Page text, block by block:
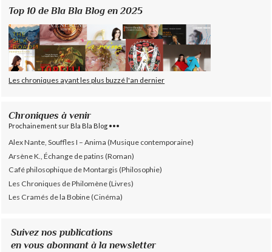
Top 10 de Bla Bla Blog en 2025
Les chroniques ayant les plus buzzé l'an dernier
Chroniques à venir
Prochainement sur Bla Bla Blog •••
Alex Nante, Souffles I – Anima (Musique contemporaine)
Arsène K., Échange de patins (Roman)
Café philosophique de Montargis (Philosophie)
Les Chroniques de Philomène (Livres)
Les Cramés de la Bobine (Cinéma)
Suivez nos publications
en vous abonnant à la newsletter